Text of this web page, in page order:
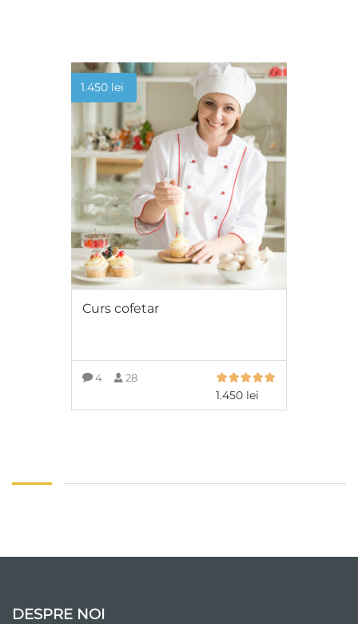
1.450 lei
Curs cofetar
4 28
1.450 lei
DESPRE NOI